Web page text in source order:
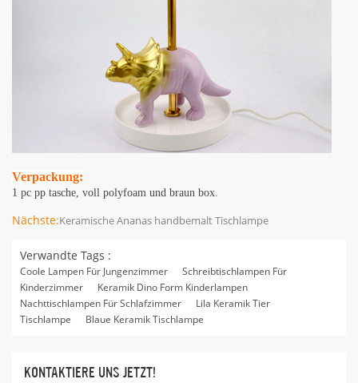
Verpackung:
1 pc pp tasche, voll polyfoam und braun box.
Nächste:Keramische Ananas handbemalt Tischlampe
Verwandte Tags :
Coole Lampen Für Jungenzimmer
Schreibtischlampen Für
Kinderzimmer
Keramik Dino Form Kinderlampen
Nachttischlampen Für Schlafzimmer
Lila Keramik Tier
Tischlampe
Blaue Keramik Tischlampe
KONTAKTIERE UNS JETZT!